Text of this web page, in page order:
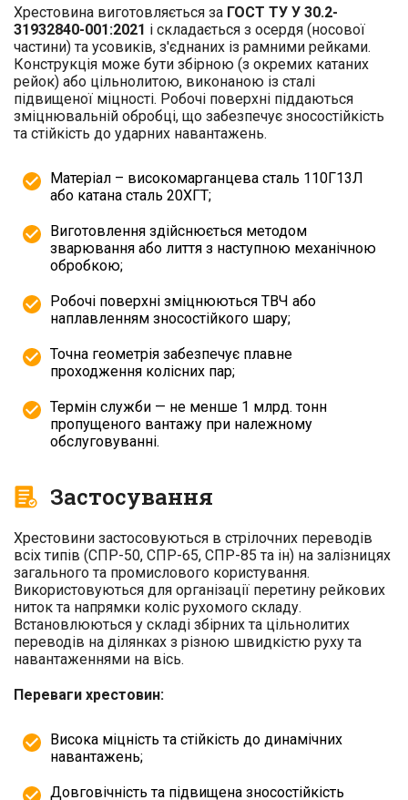
Хрестовина виготовляється за ГОСТ ТУ У 30.2-
31932840-001:2021 і складається з осердя (носової
частини) та усовиків, з'єднаних із рамними рейками.
Конструкція може бути збірною (з окремих катаних
рейок) або цільнолитою, виконаною із сталі
підвищеної міцності. Робочі поверхні піддаються
зміцнювальній обробці, що забезпечує зносостійкість
та стійкість до ударних навантажень.
Матеріал – високомарганцева сталь 110Г13Л
або катана сталь 20ХГТ;
Виготовлення здійснюється методом
зварювання або лиття з наступною механічною
обробкою;
Робочі поверхні зміцнюються ТВЧ або
наплавленням зносостійкого шару;
Точна геометрія забезпечує плавне
проходження колісних пар;
Термін служби — не менше 1 млрд. тонн
пропущеного вантажу при належному
обслуговуванні.
Застосування
Хрестовини застосовуються в стрілочних переводів
всіх типів (СПР-50, СПР-65, СПР-85 та ін) на залізницях
загального та промислового користування.
Використовуються для організації перетину рейкових
ниток та напрямки коліс рухомого складу.
Встановлюються у складі збірних та цільнолитих
переводів на ділянках з різною швидкістю руху та
навантаженнями на вісь.
Переваги хрестовин:
Висока міцність та стійкість до динамічних
навантажень;
Довговічність та підвищена зносостійкість